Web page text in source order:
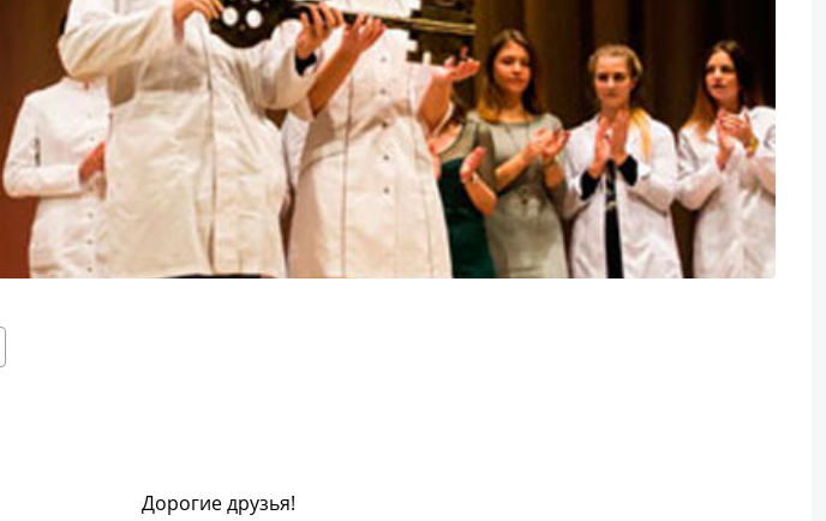
Дорогие друзья!